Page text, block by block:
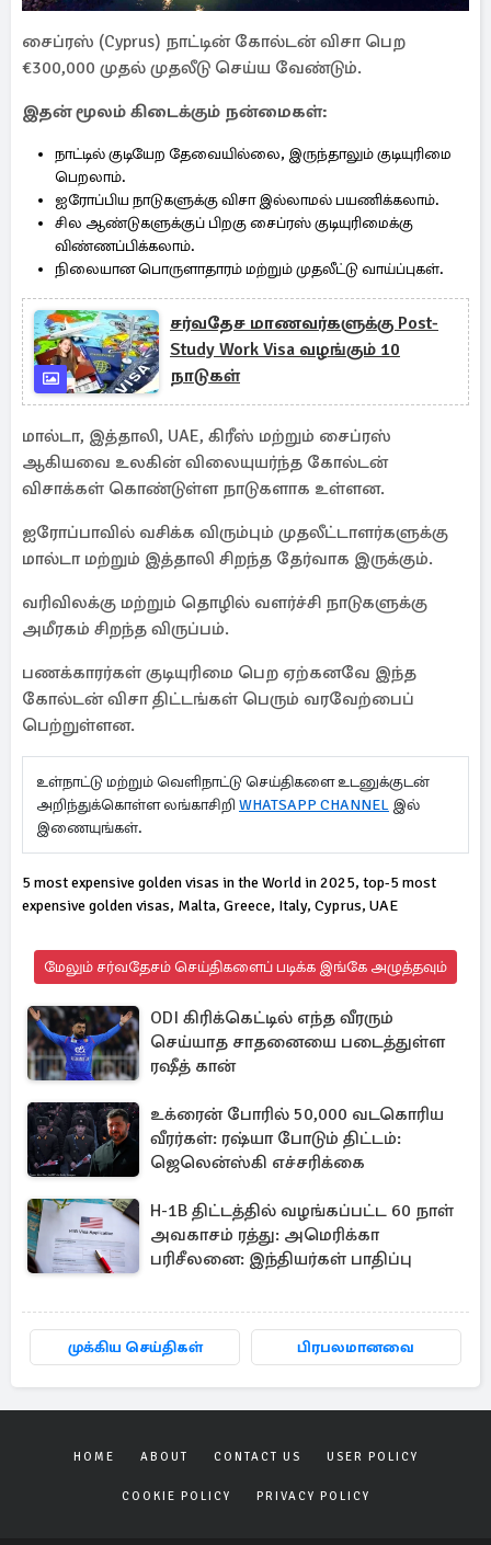
சைப்ரஸ் (Cyprus) நாட்டின் கோல்டன் விசா பெற
€300,000 முதல் முதலீடு செய்ய வேண்டும்.
இதன் மூலம் கிடைக்கும் நன்மைகள்:
நாட்டில் குடியேற தேவையில்லை, இருந்தாலும் குடியுரிமை
பெறலாம்.
ஐரோப்பிய நாடுகளுக்கு விசா இல்லாமல் பயணிக்கலாம்.
சில ஆண்டுகளுக்குப் பிறகு சைப்ரஸ் குடியுரிமைக்கு
விண்ணப்பிக்கலாம்.
நிலையான பொருளாதாரம் மற்றும் முதலீட்டு வாய்ப்புகள்.
சர்வதேச மாணவர்களுக்கு Post-
Study Work Visa வழங்கும் 10
நாடுகள்
மால்டா, இத்தாலி, UAE, கிரீஸ் மற்றும் சைப்ரஸ்
ஆகியவை உலகின் விலையுயர்ந்த கோல்டன்
விசாக்கள் கொண்டுள்ள நாடுகளாக உள்ளன.
ஐரோப்பாவில் வசிக்க விரும்பும் முதலீட்டாளர்களுக்கு
மால்டா மற்றும் இத்தாலி சிறந்த தேர்வாக இருக்கும்.
வரிவிலக்கு மற்றும் தொழில் வளர்ச்சி நாடுகளுக்கு
அமீரகம் சிறந்த விருப்பம்.
பணக்காரர்கள் குடியுரிமை பெற ஏற்கனவே இந்த
கோல்டன் விசா திட்டங்கள் பெரும் வரவேற்பைப்
பெற்றுள்ளன.
உள்நாட்டு மற்றும் வெளிநாட்டு செய்திகளை உடனுக்குடன்
அறிந்துக்கொள்ள லங்காசிறி WHATSAPP CHANNEL இல்
இணையுங்கள்.
5 most expensive golden visas in the World in 2025, top-5 most
expensive golden visas, Malta, Greece, Italy, Cyprus, UAE
மேலும் சர்வதேசம் செய்திகளைப் படிக்க இங்கே அழுத்தவும்
ODI கிரிக்கெட்டில் எந்த வீரரும்
செய்யாத சாதனையை படைத்துள்ள
ரஷீத் கான்
உக்ரைன் போரில் 50,000 வடகொரிய
வீரர்கள்: ரஷ்யா போடும் திட்டம்:
ஜெலென்ஸ்கி எச்சரிக்கை
H-1B திட்டத்தில் வழங்கப்பட்ட 60 நாள்
அவகாசம் ரத்து: அமெரிக்கா
பரிசீலனை: இந்தியர்கள் பாதிப்பு
முக்கிய செய்திகள் பிரபலமானவை
HOME ABOUT CONTACT US USER POLICY
COOKIE POLICY PRIVACY POLICY